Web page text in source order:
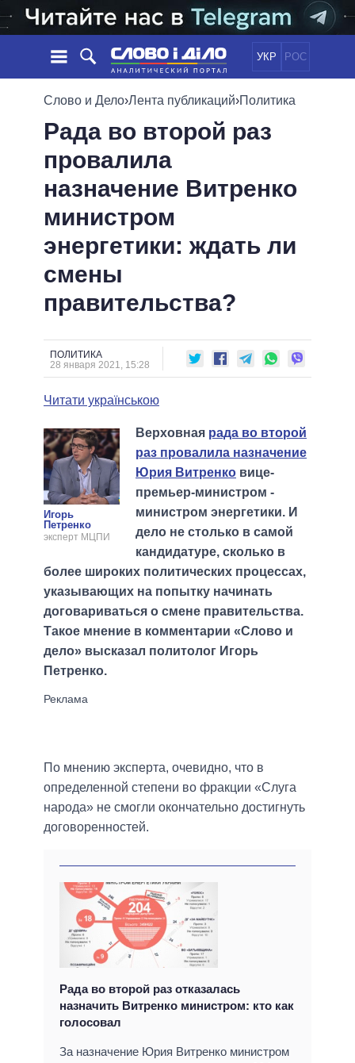
УКР РОС
НОВОСТИ
ЛЕНТА
СОБЫТИЯ
СТАТЬИ
ОБЗОРЫ
ДАЙДЖЕСТЫ
ПОЛИТИКА
ОБЩЕСТВО
ОБЕЩАНИЯ
ПОЛИТИКИ
ПРЕЗИДЕНТ И ОФИС
ВЕРХОВНАЯ РАДА
КАБИНЕТ МИНИСТРОВ
ГЛАВЫ ОБЛАДМИНИСТРАЦИЙ
ВСЕ ПЕРСОНЫ
ВИДЕО
СРАВНЕНИЕ ПОЛИТИКОВ
Слово и Дело›Лента публикаций›Политика
Рада во второй раз
провалила
назначение Витренко
министром
энергетики: ждать ли
смены
правительства?
ПОЛИТИКА
28 января 2021, 15:28
Читати українською
Игорь
Петренко
эксперт МЦПИ
Верховная рада во второй
раз провалила назначение
Юрия Витренко вице-
премьер-министром -
министром энергетики. И
дело не столько в самой
кандидатуре, сколько в
более широких политических процессах,
указывающих на попытку начинать
договариваться о смене правительства.
Такое мнение в комментарии «Слово и
дело» высказал политолог Игорь
Петренко.
По мнению эксперта, очевидно, что в
определенной степени во фракции «Слуга
народа» не смогли окончательно достигнуть
договоренностей.
Рада во второй раз отказалась
назначить Витренко министром: кто как
голосовал
За назначение Юрия Витренко министром